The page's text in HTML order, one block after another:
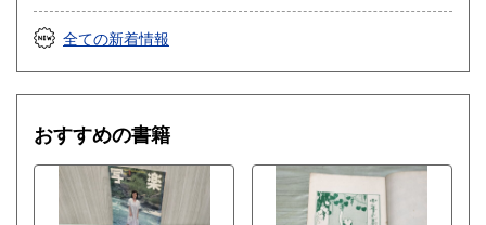
全ての新着情報
おすすめの書籍